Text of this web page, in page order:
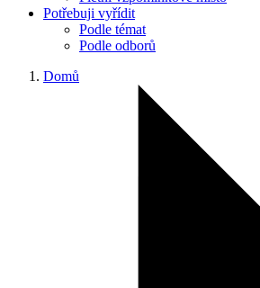
Potřebuji vyřídit
Podle témat
Podle odborů
Domů